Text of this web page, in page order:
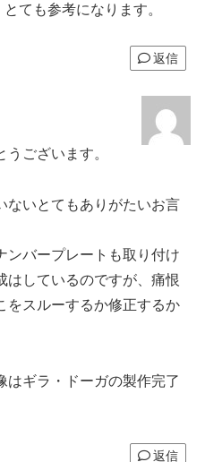
ても参考になります。
返信
ございます。
ないとてもありがたいお言
ンバープレートも取り付け
はしているのですが、痛恨
をスルーするか修正するか
はギラ・ドーガの製作完了
返信